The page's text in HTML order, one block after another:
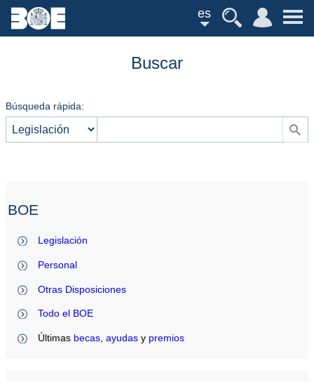
es
Buscar
Búsqueda rápida:
BOE
Legislación
Personal
Otras Disposiciones
Todo el BOE
Últimas becas ,ayudas y premios